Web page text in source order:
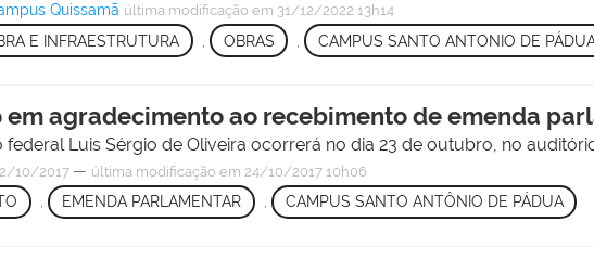
Quissamã última modificação em 31/12/2022 13h14
E INFRAESTRUTURA OBRAS , CAMPUS SANTO ANTONIO DE
agradecimento ao recebimento de emenda
Luis Sérgio de Oliveira ocorrerá no dia 23 de outubro, no
10/2017 — última modificação em 24/10/2017 10h06
, EMENDA PARLAMENTAR , CAMPUS SANTO ANTÔNIO DE PÁDUA